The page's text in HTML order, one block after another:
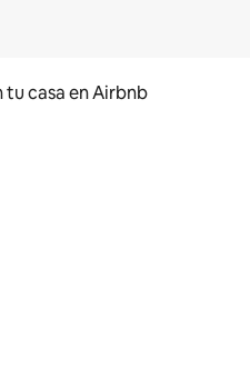
tu casa en Airbnb